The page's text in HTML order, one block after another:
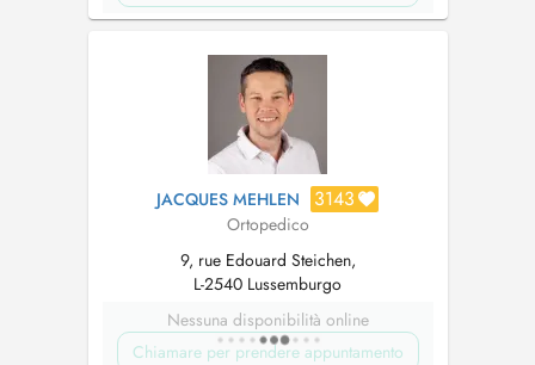
JACQUES MEHLEN 3143
Ortopedico
9, rue Edouard Steichen,
L-2540 Lussemburgo
Nessuna disponibilità online
Chiamare per prendere appuntamento